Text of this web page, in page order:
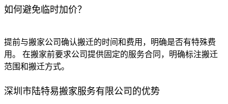
如何避免临时加价？
提前与搬家公司确认搬迁的时间和费用，明确是否有特殊费
用。 在搬家前要求公司提供固定的服务合同，明确标注搬迁
范围和搬迁方式。
深圳市陆特易搬家服务有限公司的优势